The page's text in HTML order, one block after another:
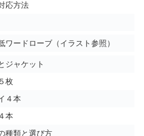
応方法
ードローブ（イラスト参照）
ジャケット
枚
４本
本
種類と選び方